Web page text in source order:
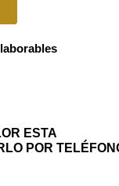
ESTA
POR